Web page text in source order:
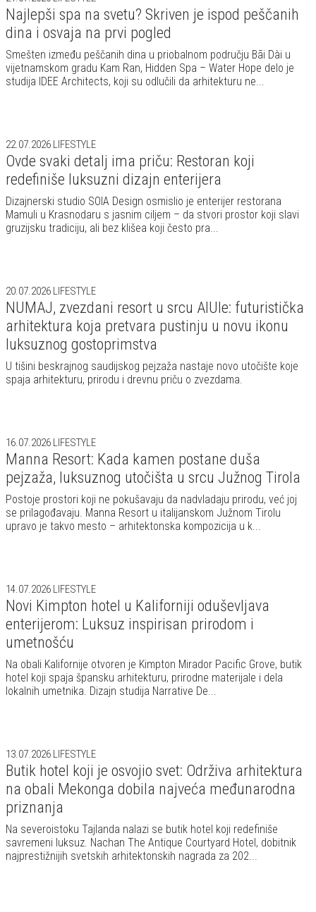
Najlepši spa na svetu? Skriven je ispod peščanih
dina i osvaja na prvi pogled
Smešten između peščanih dina u priobalnom području Bãi Dài u
vijetnamskom gradu Kam Ran, Hidden Spa – Water Hope delo je
studija IDEE Architects, koji su odlučili da arhitekturu ne...
22.07.2026 LIFESTYLE
Ovde svaki detalj ima priču: Restoran koji
redefiniše luksuzni dizajn enterijera
Dizajnerski studio SOIA Design osmislio je enterijer restorana
Mamuli u Krasnodaru s jasnim ciljem – da stvori prostor koji slavi
gruzijsku tradiciju, ali bez klišea koji često pra...
20.07.2026 LIFESTYLE
NUMAJ, zvezdani resort u srcu AlUle: futuristička
arhitektura koja pretvara pustinju u novu ikonu
luksuznog gostoprimstva
U tišini beskrajnog saudijskog pejzaža nastaje novo utočište koje
spaja arhitekturu, prirodu i drevnu priču o zvezdama.
16.07.2026 LIFESTYLE
Manna Resort: Kada kamen postane duša
pejzaža, luksuznog utočišta u srcu Južnog Tirola
Postoje prostori koji ne pokušavaju da nadvladaju prirodu, već joj
se prilagođavaju. Manna Resort u italijanskom Južnom Tirolu
upravo je takvo mesto – arhitektonska kompozicija u k...
14.07.2026 LIFESTYLE
Novi Kimpton hotel u Kaliforniji oduševljava
enterijerom: Luksuz inspirisan prirodom i
umetnošću
Na obali Kalifornije otvoren je Kimpton Mirador Pacific Grove, butik
hotel koji spaja špansku arhitekturu, prirodne materijale i dela
lokalnih umetnika. Dizajn studija Narrative De...
13.07.2026 LIFESTYLE
Butik hotel koji je osvojio svet: Održiva arhitektura
na obali Mekonga dobila najveća međunarodna
priznanja
Na severoistoku Tajlanda nalazi se butik hotel koji redefiniše
savremeni luksuz. Nachan The Antique Courtyard Hotel, dobitnik
najprestižnijih svetskih arhitektonskih nagrada za 202...